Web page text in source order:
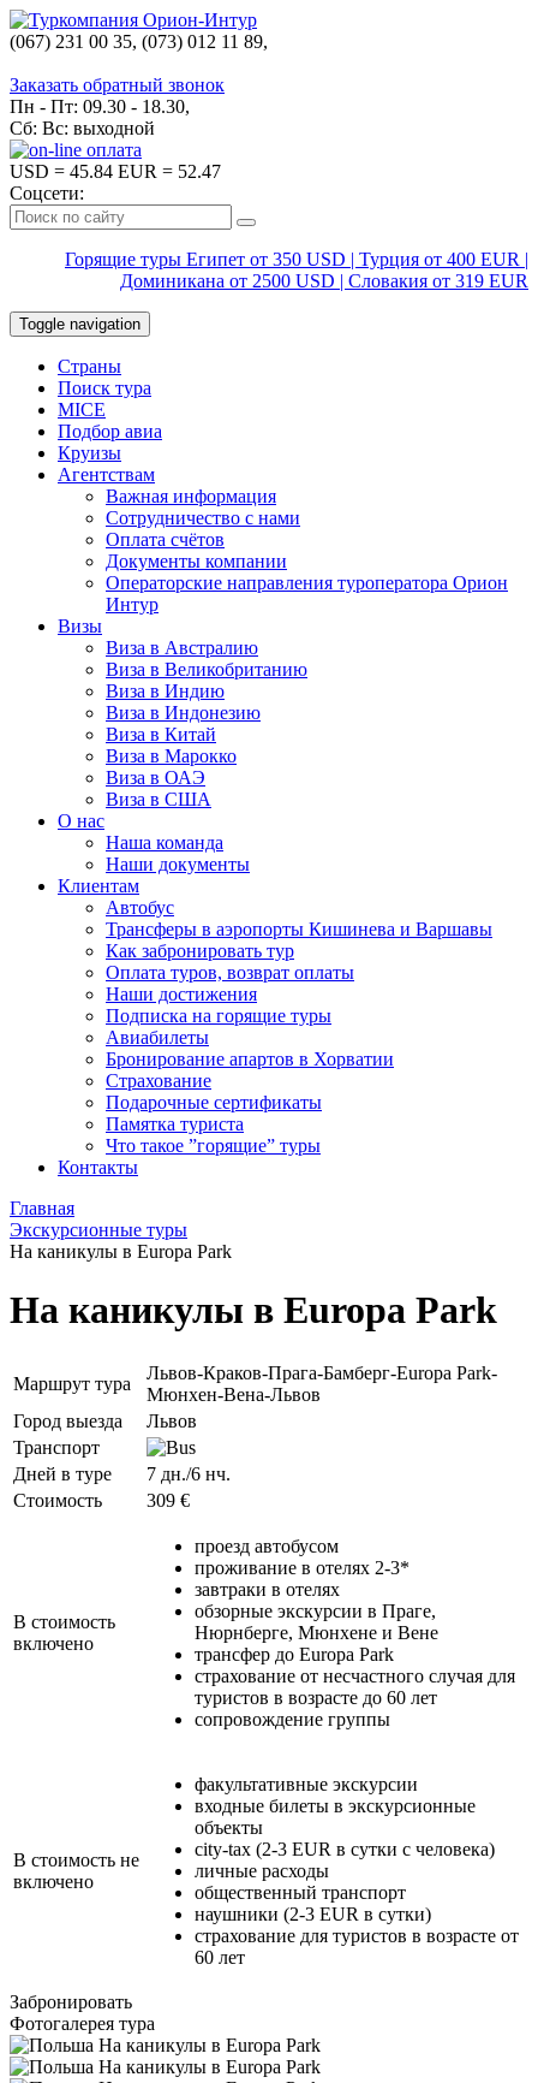
(067) 231 00 35, (073) 012 11 89,
Заказать обратный звонок
Пн - Пт: 09.30 - 18.30,
Сб: Вс: выходной
USD = 45.84 EUR = 52.47
Соцсети:
Горящие туры Египет от 350 USD | Турция от 400 EUR |
Доминикана от 2500 USD | Словакия от 319 EUR
Toggle navigation
Страны
Поиск тура
MICE
Подбор авиа
Круизы
Агентствам
Важная информация
Сотрудничество с нами
Оплата счётов
Документы компании
Операторские направления туроператора Орион
Интур
Визы
Виза в Австралию
Виза в Великобританию
Виза в Индию
Виза в Индонезию
Виза в Китай
Виза в Марокко
Виза в ОАЭ
Виза в США
О нас
Наша команда
Наши документы
Клиентам
Автобус
Трансферы в аэропорты Кишинева и Варшавы
Как забронировать тур
Оплата туров, возврат оплаты
Наши достижения
Подписка на горящие туры
Авиабилеты
Бронирование апартов в Хорватии
Страхование
Подарочные сертификаты
Памятка туриста
Что такое ”горящие” туры
Контакты
Главная
Экскурсионные туры
На каникулы в Europa Park
На каникулы в Europa Park
Маршрут тура
Львов-Краков-Прага-Бамберг-Europa Park-
Мюнхен-Вена-Львов
Город выезда
Львов
Транспорт
Дней в туре
7 дн./6 нч.
Стоимость
309 €
В стоимость
включено
проезд автобусом
проживание в отелях 2-3*
завтраки в отелях
обзорные экскурсии в Праге,
Нюрнберге, Мюнхене и Вене
трансфер до Europa Park
страхование от несчастного случая для
туристов в возрасте до 60 лет
сопровождение группы
В стоимость не
включено
факультативные экскурсии
входные билеты в экскурсионные
объекты
city-tax (2-3 EUR в сутки с человека)
личные расходы
общественный транспорт
наушники (2-3 EUR в сутки)
страхование для туристов в возрасте от
60 лет
Забронировать
Фотогалерея тура